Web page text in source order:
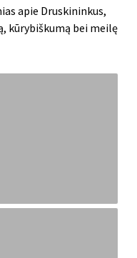
apie Druskininkus,
kūrybiškumą bei meilę